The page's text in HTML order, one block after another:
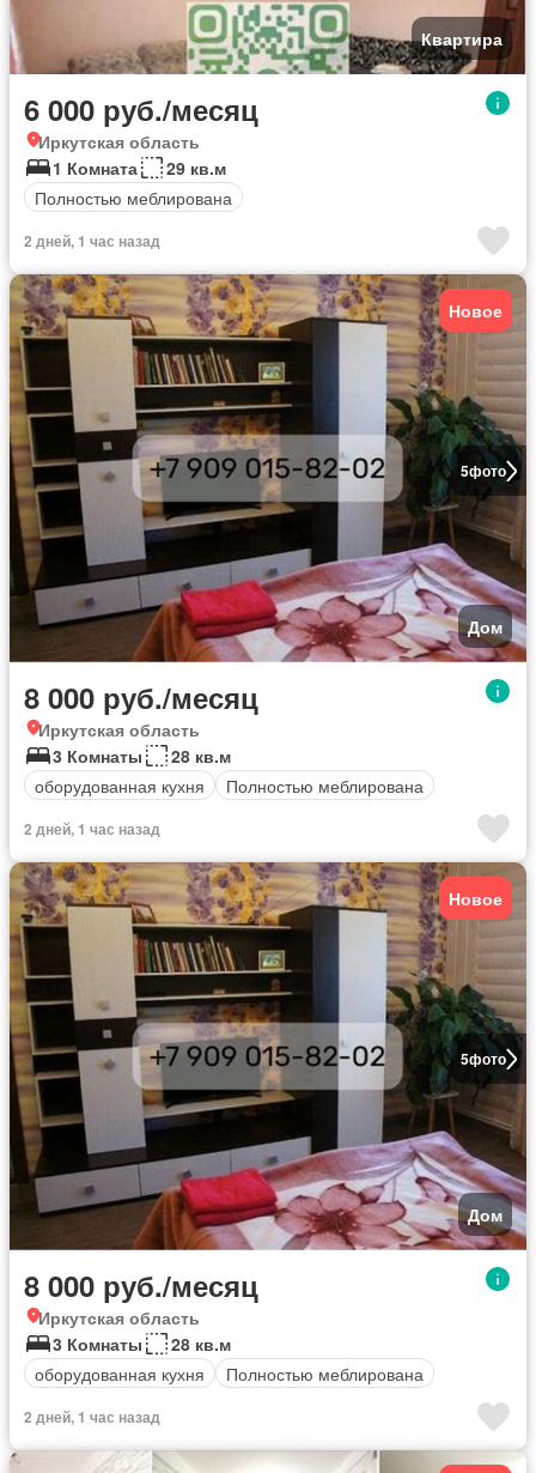
Квартира
6 000 руб./месяц
Иркутская область
1 Комната
29 кв.м
Полностью меблирована
2 дней, 1 час назад
5фото
Новое
Дом
8 000 руб./месяц
Иркутская область
3 Комнаты
28 кв.м
оборудованная кухня
Полностью меблирована
2 дней, 1 час назад
5фото
Новое
Дом
8 000 руб./месяц
Иркутская область
3 Комнаты
28 кв.м
оборудованная кухня
Полностью меблирована
2 дней, 1 час назад